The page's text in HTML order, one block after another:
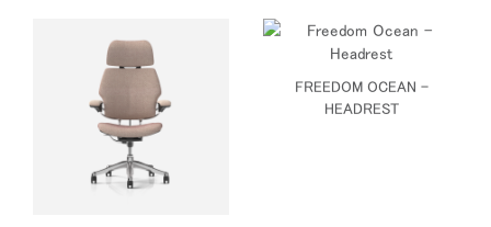
FREEDOM OCEAN -
HEADREST